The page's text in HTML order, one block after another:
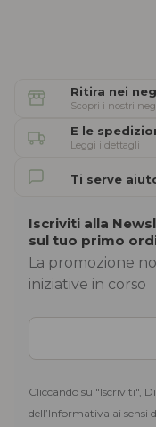
Ritira nei
Scopri i nostri
E le
Leggi i dettagli
Ti serve
Iscriviti alla
sul tuo primo
La promozione
iniziative in corso
Cliccando su "Iscriviti",
dell’Informativa ai sensi